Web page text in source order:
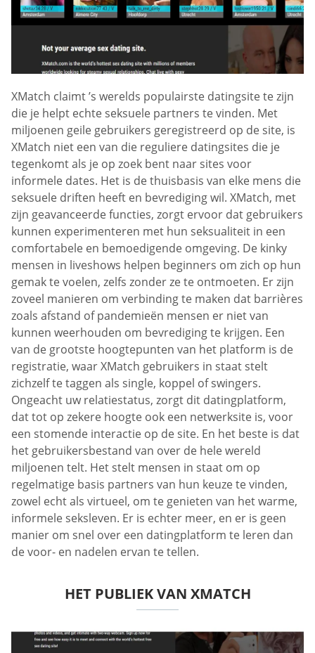
XMatch claimt ’s werelds populairste datingsite te zijn
die je helpt echte seksuele partners te vinden. Met
miljoenen geile gebruikers geregistreerd op de site, is
XMatch niet een van die reguliere datingsites die je
tegenkomt als je op zoek bent naar sites voor
informele dates. Het is de thuisbasis van elke mens die
seksuele driften heeft en bevrediging wil. XMatch, met
zijn geavanceerde functies, zorgt ervoor dat gebruikers
kunnen experimenteren met hun seksualiteit in een
comfortabele en bemoedigende omgeving. De kinky
mensen in liveshows helpen beginners om zich op hun
gemak te voelen, zelfs zonder ze te ontmoeten. Er zijn
zoveel manieren om verbinding te maken dat barrières
zoals afstand of pandemieën mensen er niet van
kunnen weerhouden om bevrediging te krijgen. Een
van de grootste hoogtepunten van het platform is de
registratie, waar XMatch gebruikers in staat stelt
zichzelf te taggen als single, koppel of swingers.
Ongeacht uw relatiestatus, zorgt dit datingplatform,
dat tot op zekere hoogte ook een netwerksite is, voor
een stomende interactie op de site. En het beste is dat
het gebruikersbestand van over de hele wereld
miljoenen telt. Het stelt mensen in staat om op
regelmatige basis partners van hun keuze te vinden,
zowel echt als virtueel, om te genieten van het warme,
informele seksleven. Er is echter meer, en er is geen
manier om snel over een datingplatform te leren dan
de voor- en nadelen ervan te tellen.
HET PUBLIEK VAN XMATCH